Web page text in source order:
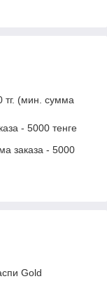
тг. (мин. сумма
- 5000 тенге
заказа - 5000
Gold